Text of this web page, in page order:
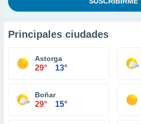
Principales ciudades
Astorga
29° 13°
Boñar
29° 15°